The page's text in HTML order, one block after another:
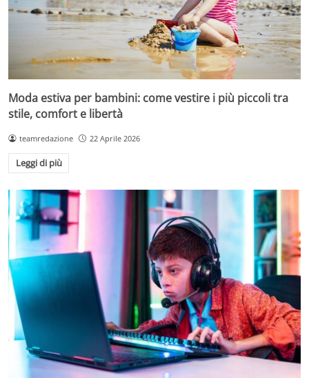
Moda estiva per bambini: come vestire i più piccoli tra
stile, comfort e libertà
teamredazione 22 Aprile 2026
Leggi di più